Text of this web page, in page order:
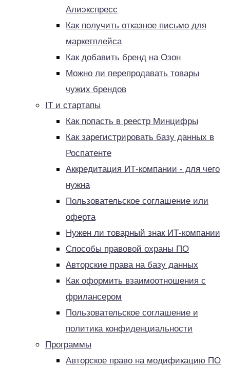
Алиэкспресс
Как получить отказное письмо для
маркетплейса
Как добавить бренд на Озон
Можно ли перепродавать товары
чужих брендов
IT и стартапы
Как попасть в реестр Минцифры
Как зарегистрировать базу данных в
Роспатенте
Аккредитация ИТ-компании - для чего
нужна
Пользовательское соглашение или
оферта
Нужен ли товарный знак ИТ-компании
Способы правовой охраны ПО
Авторские права на базу данных
Как оформить взаимоотношения с
фрилансером
Пользовательское соглашение и
политика конфиденциальности
Программы
Авторское право на модификацию ПО